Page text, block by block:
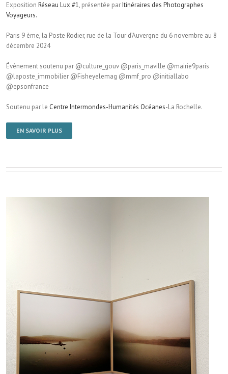
Exposition Réseau Lux #1, présentée parItinéraires des Photographes
Voyageurs.
Paris 9 ème, la Poste Rodier, rue de la Tour d’Auvergne du 6 novembre au 8
décembre 2024
Évènement soutenu par @culture_gouv @paris_maville @mairie9paris
@laposte_immobilier @Fisheyelemag @mmf_pro @initiallabo
@epsonfrance
Soutenu par le Centre Intermondes-Humanités Océanes-La Rochelle.
EN SAVOIR PLUS